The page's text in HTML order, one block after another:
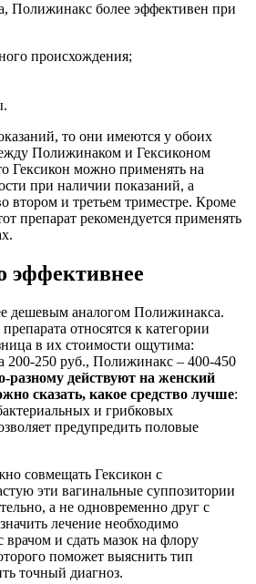
Полижинакс более эффективен при
происхождения;
то они имеются у обоих
Полижинаком и Гексиконом
Гексикон можно применять на
при наличии показаний, а
втором и третьем триместре. Кроме
препарат рекомендуется применять
эффективнее
дешевым аналогом Полижинакса.
относятся к категории
в их стоимости ощутима:
200-250 руб., Полижинакс – 400-450
разному действуют на женский
сказать, какое средство лучше:
и грибковых
предупредить половые
совмещать Гексикон с
эти вагинальные суппозитории
а не одновременно друг с
лечение необходимо
врачом и сдать мазок на флору
поможет выяснить тип
точный диагноз.